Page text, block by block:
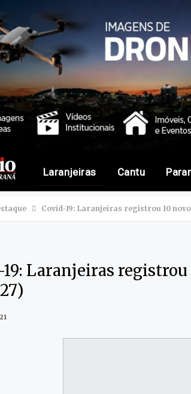
Laranjeiras Cantu
Covid-19: Laranjeiras registrou 10
Laranjeiras registrou